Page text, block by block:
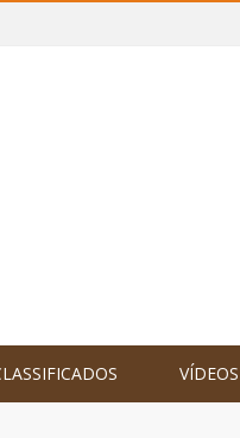
VÍDEOS
de Escritores, na Colômbia